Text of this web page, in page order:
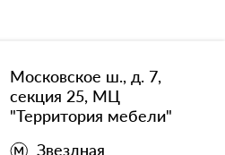
Московское ш., д. 7,
секция 25, МЦ
"Территория мебели"
Звездная